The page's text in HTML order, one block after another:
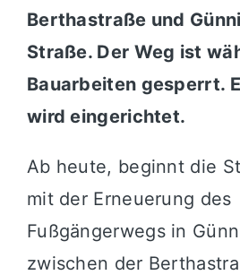
Berthastraße und
Straße. Der Weg ist
Bauarbeiten gesperrt.
wird eingerichtet.
Ab heute, beginnt die
mit der Erneuerung des
Fußgängerwegs in
zwischen der